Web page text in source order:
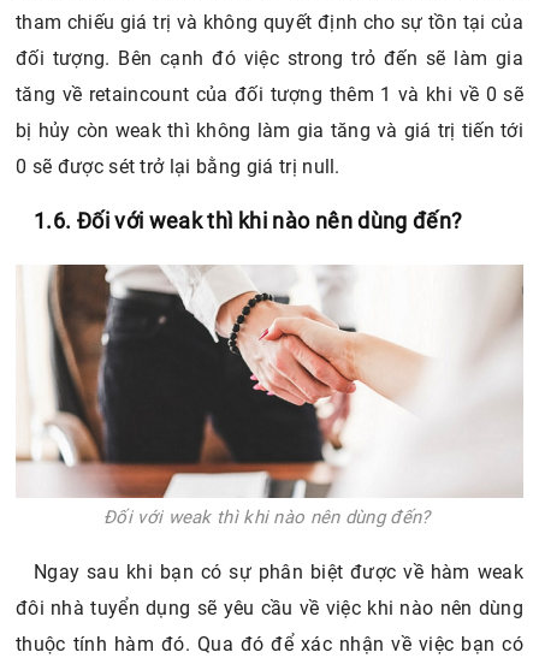
tham chiếu giá trị và không quyết định cho sự tồn tại của
đối tượng. Bên cạnh đó việc strong trỏ đến sẽ làm gia
tăng về retaincount của đối tượng thêm 1 và khi về 0 sẽ
bị hủy còn weak thì không làm gia tăng và giá trị tiến tới
0 sẽ được sét trở lại bằng giá trị null.
1.6. Đối với weak thì khi nào nên dùng đến?
Đối với weak thì khi nào nên dùng đến?
Ngay sau khi bạn có sự phân biệt được về hàm weak
đôi nhà tuyển dụng sẽ yêu cầu về việc khi nào nên dùng
thuộc tính hàm đó. Qua đó để xác nhận về việc bạn có